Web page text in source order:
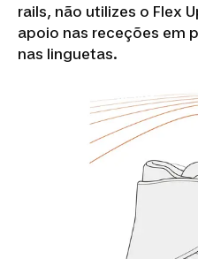
rails, não utilizes o Flex
apoio nas receções em
nas linguetas.